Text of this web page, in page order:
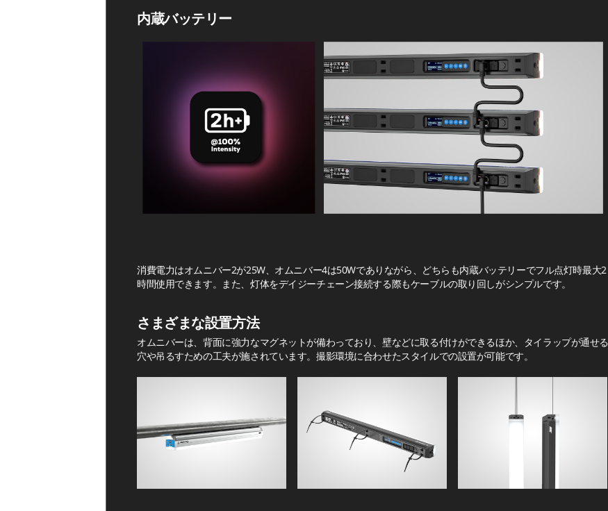
内蔵バッテリー
消費電力はオムニバー2が25W、オムニバー4は50Wでありながら、どちらも内蔵バッテリーでフル点灯時最大2
時間使用できます。また、灯体をデイジーチェーン接続する際もケーブルの取り回しがシンプルです。
さまざまな設置方法
オムニバーは、背面に強力なマグネットが備わっており、壁などに取る付けができるほか、タイラップが通せる
穴や吊るすための工夫が施されています。撮影環境に合わせたスタイルでの設置が可能です。